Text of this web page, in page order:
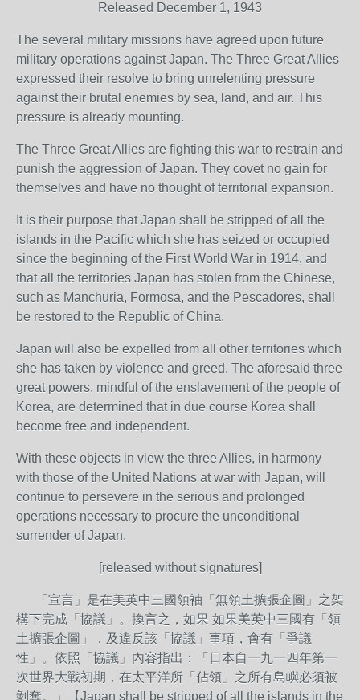
Released December 1, 1943
The several military missions have agreed upon future
military operations against Japan. The Three Great Allies
expressed their resolve to bring unrelenting pressure
against their brutal enemies by sea, land, and air. This
pressure is already mounting.
The Three Great Allies are fighting this war to restrain and
punish the aggression of Japan. They covet no gain for
themselves and have no thought of territorial expansion.
It is their purpose that Japan shall be stripped of all the
islands in the Pacific which she has seized or occupied
since the beginning of the First World War in 1914, and
that all the territories Japan has stolen from the Chinese,
such as Manchuria, Formosa, and the Pescadores, shall
be restored to the Republic of China.
Japan will also be expelled from all other territories which
she has taken by violence and greed. The aforesaid three
great powers, mindful of the enslavement of the people of
Korea, are determined that in due course Korea shall
become free and independent.
With these objects in view the three Allies, in harmony
with those of the United Nations at war with Japan, will
continue to persevere in the serious and prolonged
operations necessary to procure the unconditional
surrender of Japan.
[released without signatures]
「宣言」是在美英中三國領袖「無領土擴張企圖」之架
構下完成「協議」。換言之，如果 如果美英中三國有「領
土擴張企圖」，及違反該「協議」事項，會有「爭議
性」。依照「協議」內容指出：「日本自一九一四年第一
次世界大戰初期，在太平洋所「佔領」之所有島嶼必須被
剝奪。」【Japan shall be stripped of all the islands in the